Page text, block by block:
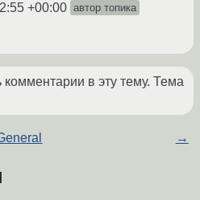
+00:00 автор топика
в эту тему. Тема
→